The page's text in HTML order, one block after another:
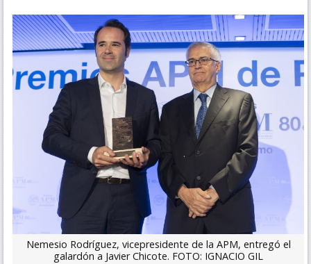
Nemesio Rodríguez, vicepresidente de la APM, entregó el
galardón a Javier Chicote. FOTO: IGNACIO GIL